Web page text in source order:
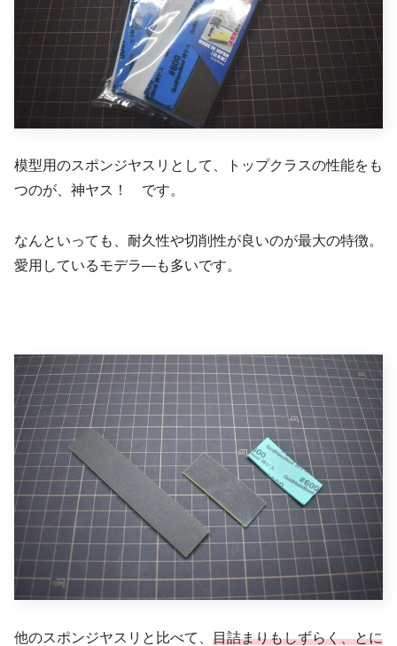
模型用のスポンジヤスリとして、トップクラスの性能をも
つのが、神ヤス！ です。
なんといっても、耐久性や切削性が良いのが最大の特徴。
愛用しているモデラ―も多いです。
他のスポンジヤスリと比べて、 目詰まりもしずらく、とに